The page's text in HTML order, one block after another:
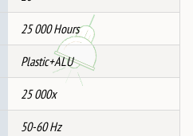
25 000 Hours
Plastic+ALU
25 000x
50-60 Hz